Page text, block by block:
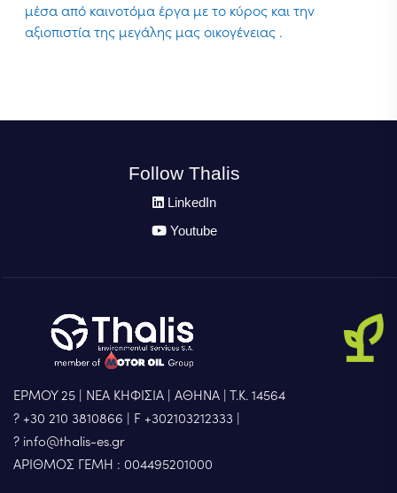
μέσα από καινοτόμα έργα με το κύρος και την
αξιοπιστία της μεγάλης μας οικογένειας .
Follow Thalis
LinkedIn
Youtube
ΕΡΜΟΥ 25 | ΝΕΑ ΚΗΦΙΣΙΑ | ΑΘΗΝΑ | Τ.Κ. 14564
? +30 210 3810866 | F +302103212333 |
? info@thalis-es.gr
ΑΡΙΘΜΟΣ ΓΕΜΗ : 004495201000